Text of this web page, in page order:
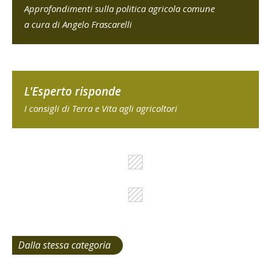
Approfondimenti sulla politica agricola comune
a cura di Angelo Frascarelli
L'Esperto risponde
I consigli di Terra e Vita agli agricoltori
Dalla stessa categoria